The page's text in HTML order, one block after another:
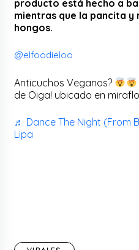
producto está hecho a
mientras que la pancita y
hongos.
@elfoodieloo
Anticuchos Veganos?
de Oiga! ubicado en
♬ Dance The Night (From
Lipa